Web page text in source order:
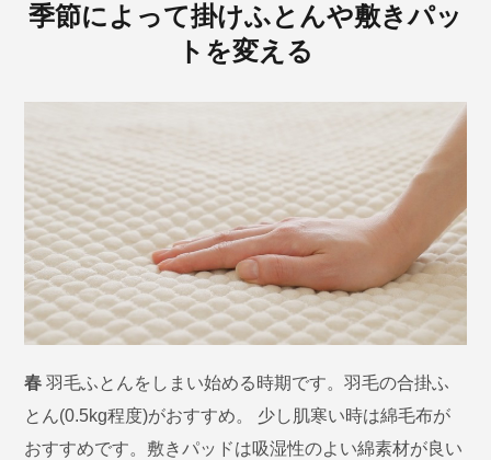
季節によって掛けふとんや敷きパッ
トを変える
春 羽毛ふとんをしまい始める時期です。羽毛の合掛ふ
とん(0.5kg程度)がおすすめ。 少し肌寒い時は綿毛布が
おすすめです。敷きパッドは吸湿性のよい綿素材が良い